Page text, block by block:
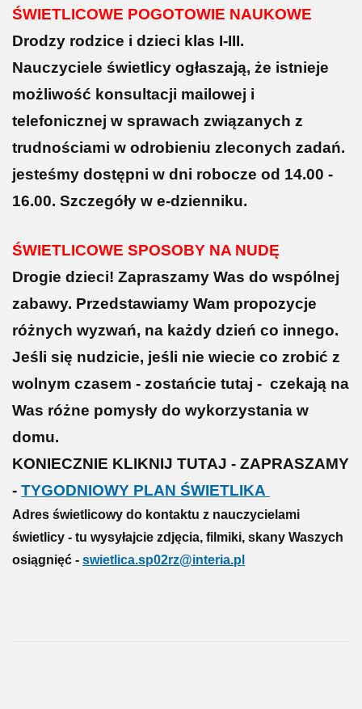
ŚWIETLICOWE POGOTOWIE NAUKOWE
Drodzy rodzice i dzieci klas I-III.
Nauczyciele świetlicy ogłaszają, że istnieje
możliwość konsultacji mailowej i
telefonicznej w sprawach związanych z
trudnościami w odrobieniu zleconych zadań.
jesteśmy dostępni w dni robocze od 14.00 -
16.00. Szczegóły w e-dzienniku.
ŚWIETLICOWE SPOSOBY NA NUDĘ
Drogie dzieci! Zapraszamy Was do wspólnej
zabawy. Przedstawiamy Wam propozycje
różnych wyzwań, na każdy dzień co innego.
Jeśli się nudzicie, jeśli nie wiecie co zrobić z
wolnym czasem - zostańcie tutaj - czekają na
Was różne pomysły do wykorzystania w
domu.
KONIECZNIE KLIKNIJ TUTAJ - ZAPRASZAMY
- TYGODNIOWY PLAN ŚWIETLIKA
Adres świetlicowy do kontaktu z nauczycielami
świetlicy - tu wysyłajcie zdjęcia, filmiki, skany Waszych
osiągnięć - swietlica.sp02rz@interia.pl